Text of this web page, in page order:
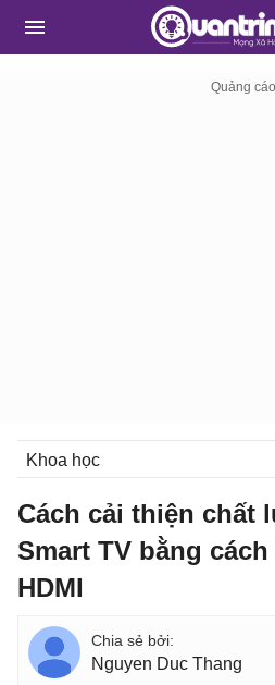
Khoa học
Cách cải thiện chất
Smart TV bằng
HDMI
Nguyen Duc Thang